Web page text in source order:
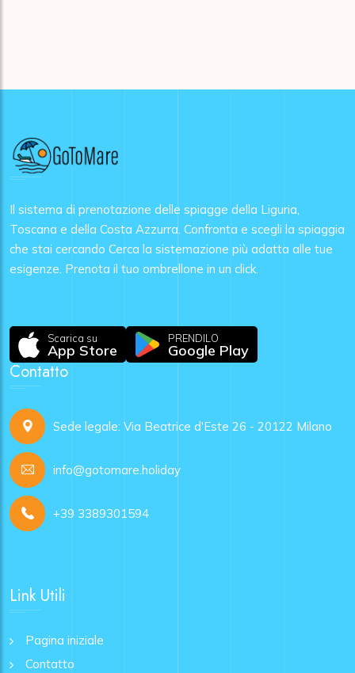
Il sistema di prenotazione delle spiagge della Liguria,
Toscana e della Costa Azzurra. Confronta e scegli la spiaggia
che stai cercando Cerca la sistemazione più adatta alle tue
esigenze. Prenota il tuo ombrellone in un click.
Scarica su
App Store
PRENDILO
Google Play
Contatto
Sede legale: Via Beatrice d'Este 26 - 20122 Milano
info@gotomare.holiday
+39 3389301594
Link Utili
Pagina iniziale
Contatto